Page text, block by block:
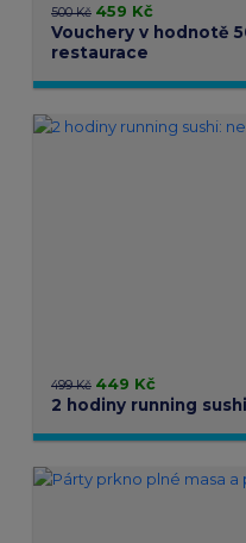
500 Kč 459 Kč
Vouchery v hodnotě
restaurace
499 Kč 449 Kč
2 hodiny running